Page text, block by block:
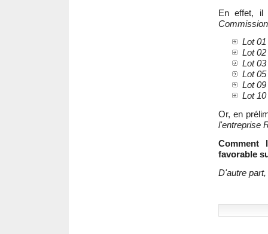
En effet,
Lot
Lot
Lot
Lot
Lot
Lot
Or, en
l'entreprise
favorable
D'autre